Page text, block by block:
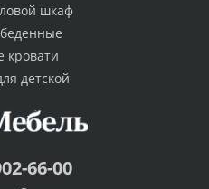
шкаф
кровати
детской
66-00